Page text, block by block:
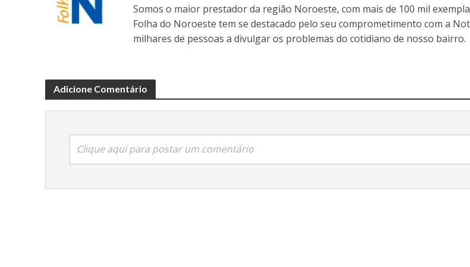
Somos o maior prestador da região Noroeste, com mais de 100 mil
Folha do Noroeste tem se destacado pelo seu comprometimento com a
milhares de pessoas a divulgar os problemas do cotidiano de nosso bairro.
Adicione Comentário
Clique aqui para postar um comentário